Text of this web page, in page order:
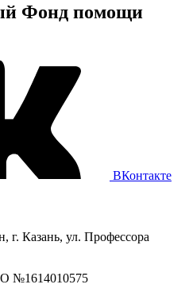
Фонд помощи
ВКонтакте
г. Казань, ул. Профессора
№1614010575